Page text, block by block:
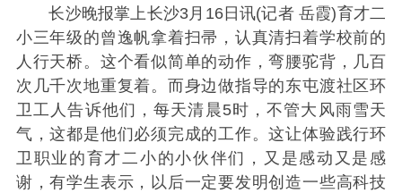
长沙晚报掌上长沙3月16日讯(记者 岳霞)育才二
小三年级的曾逸帆拿着扫帚，认真清扫着学校前的
人行天桥。这个看似简单的动作，弯腰驼背，几百
次几千次地重复着。而身边做指导的东屯渡社区环
卫工人告诉他们，每天清晨5时，不管大风雨雪天
气，这都是他们必须完成的工作。这让体验践行环
卫职业的育才二小的小伙伴们，又是感动又是感
谢，有学生表示，以后一定要发明创造一些高科技